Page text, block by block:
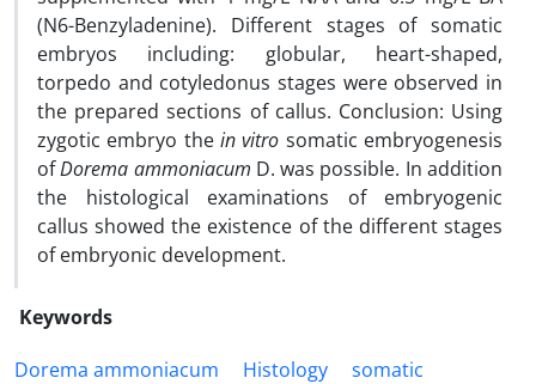
(N6-Benzyladenine). Different stages of somatic
embryos including: globular, heart-shaped,
torpedo and cotyledonus stages were observed in
the prepared sections of callus. Conclusion: Using
zygotic embryo the in vitro somatic embryogenesis
ofDorema ammoniacum D. was possible. In addition
the histological examinations of embryogenic
callus showed the existence of the different stages
of embryonic development.
Keywords
Dorema ammoniacum
Histology
somatic